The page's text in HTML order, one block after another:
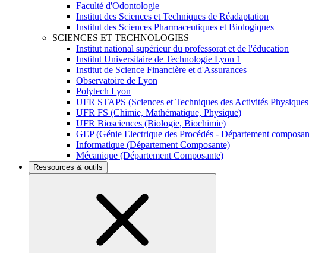
Faculté d'Odontologie
Institut des Sciences et Techniques de Réadaptation
Institut des Sciences Pharmaceutiques et Biologiques
SCIENCES ET TECHNOLOGIES
Institut national supérieur du professorat et de l'éducation
Institut Universitaire de Technologie Lyon 1
Institut de Science Financière et d'Assurances
Observatoire de Lyon
Polytech Lyon
UFR STAPS (Sciences et Techniques des Activités
UFR FS (Chimie, Mathématique, Physique)
UFR Biosciences (Biologie, Biochimie)
GEP (Génie Electrique des Procédés - Département
Informatique (Département Composante)
Mécanique (Département Composante)
Ressources & outils